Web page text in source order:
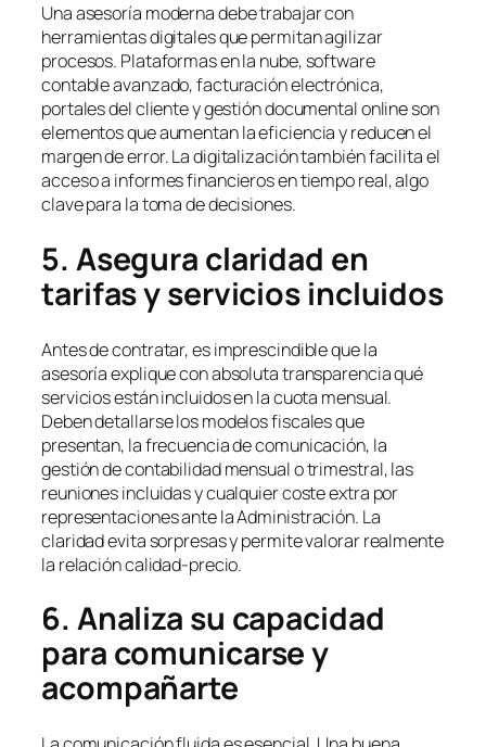
Una asesoría moderna debe trabajar con
herramientas digitales que permitan agilizar
procesos. Plataformas en la nube, software
contable avanzado, facturación electrónica,
portales del cliente y gestión documental online son
elementos que aumentan la eficiencia y reducen el
margen de error. La digitalización también facilita el
acceso a informes financieros en tiempo real, algo
clave para la toma de decisiones.
5. Asegura claridad en
tarifas y servicios incluidos
Antes de contratar, es imprescindible que la
asesoría explique con absoluta transparencia qué
servicios están incluidos en la cuota mensual.
Deben detallarse los modelos fiscales que
presentan, la frecuencia de comunicación, la
gestión de contabilidad mensual o trimestral, las
reuniones incluidas y cualquier coste extra por
representaciones ante la Administración. La
claridad evita sorpresas y permite valorar realmente
la relación calidad-precio.
6. Analiza su capacidad
para comunicarse y
acompañarte